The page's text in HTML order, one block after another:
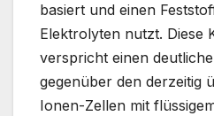
basiert und einen
Elektrolyten nutzt. Diese
verspricht einen
gegenüber den derzeitig
Ionen-Zellen mit